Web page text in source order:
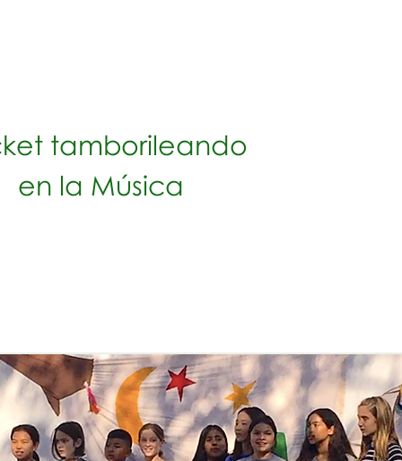
tamborileando
en la Música